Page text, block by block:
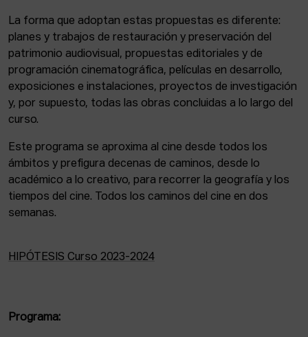
La forma que adoptan estas propuestas es diferente:
planes y trabajos de restauración y preservación del
patrimonio audiovisual, propuestas editoriales y de
programación cinematográfica, películas en desarrollo,
exposiciones e instalaciones, proyectos de investigación
y, por supuesto, todas las obras concluidas a lo largo del
curso.
Este programa se aproxima al cine desde todos los
ámbitos y prefigura decenas de caminos, desde lo
académico a lo creativo, para recorrer la geografía y los
tiempos del cine. Todos los caminos del cine en dos
semanas.
HIPÓTESIS Curso 2023-2024
Programa: